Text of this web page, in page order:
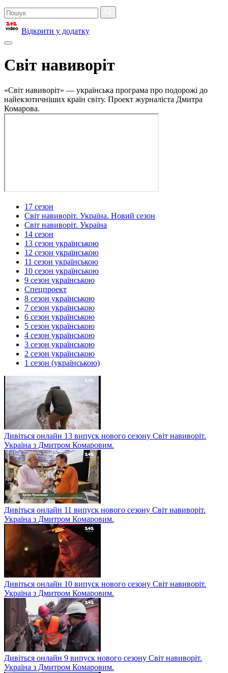
Відкрити у додатку
Світ навиворіт
«Світ навиворіт» — українська програма про подорожі до
найекзотичніших країн світу. Проект журналіста Дмитра
Комарова.
17 сезон
Світ навиворіт. Україна. Новий сезон
Світ навиворіт. Україна
14 сезон
13 сезон українською
12 сезон українською
11 сезон українською
10 сезон українською
9 сезон українською
Спецпроект
8 сезон українською
7 сезон українською
6 сезон українською
5 сезон українською
4 сезон українською
3 сезон українською
2 сезон українською
1 сезон (українською)
Дивіться онлайн 13 випуск нового сезону Світ навиворіт.
Україна з Дмитром Комаровим.
Дивіться онлайн 11 випуск нового сезону Світ навиворіт.
Україна з Дмитром Комаровим.
Дивіться онлайн 10 випуск нового сезону Світ навиворіт.
Україна з Дмитром Комаровим.
Дивіться онлайн 9 випуск нового сезону Світ навиворіт.
Україна з Дмитром Комаровим.